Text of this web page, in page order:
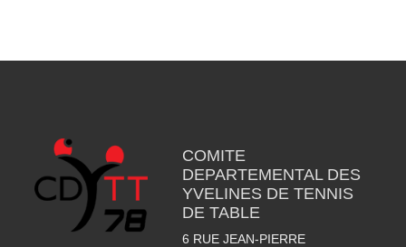
COMITE
DEPARTEMENTAL DES
YVELINES DE TENNIS
DE TABLE
6 RUE JEAN-PIERRE